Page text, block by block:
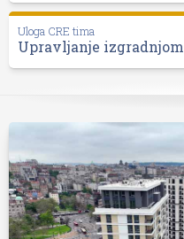
Uloga CRE tima
Upravljanje izgradnjom